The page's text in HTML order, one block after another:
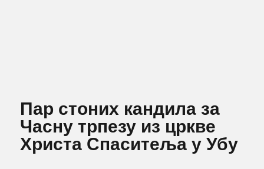
Пар стоних кандила за
Часну трпезу из цркве
Христа Спаситеља у Убу